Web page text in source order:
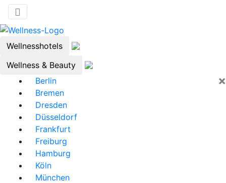
Wellnesshotels
Wellness & Beauty
×
Berlin
Bremen
Dresden
Düsseldorf
Frankfurt
Freiburg
Hamburg
Köln
München